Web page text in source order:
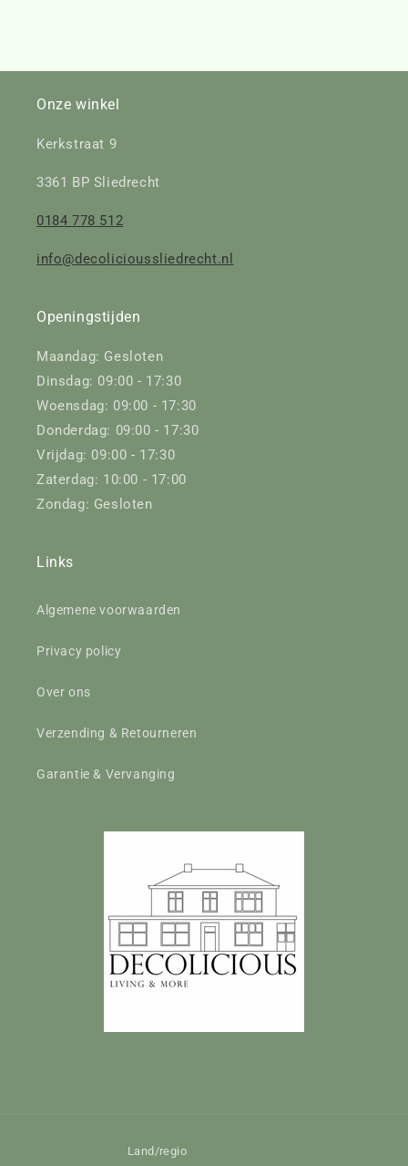
Onze winkel
Kerkstraat 9
3361 BP Sliedrecht
0184 778 512
info@decolicioussliedrecht.nl
Openingstijden
Maandag: Gesloten
Dinsdag: 09:00 - 17:30
Woensdag: 09:00 - 17:30
Donderdag: 09:00 - 17:30
Vrijdag: 09:00 - 17:30
Zaterdag: 10:00 - 17:00
Zondag: Gesloten
Links
Algemene voorwaarden
Privacy policy
Over ons
Verzending & Retourneren
Garantie & Vervanging
Land/regio